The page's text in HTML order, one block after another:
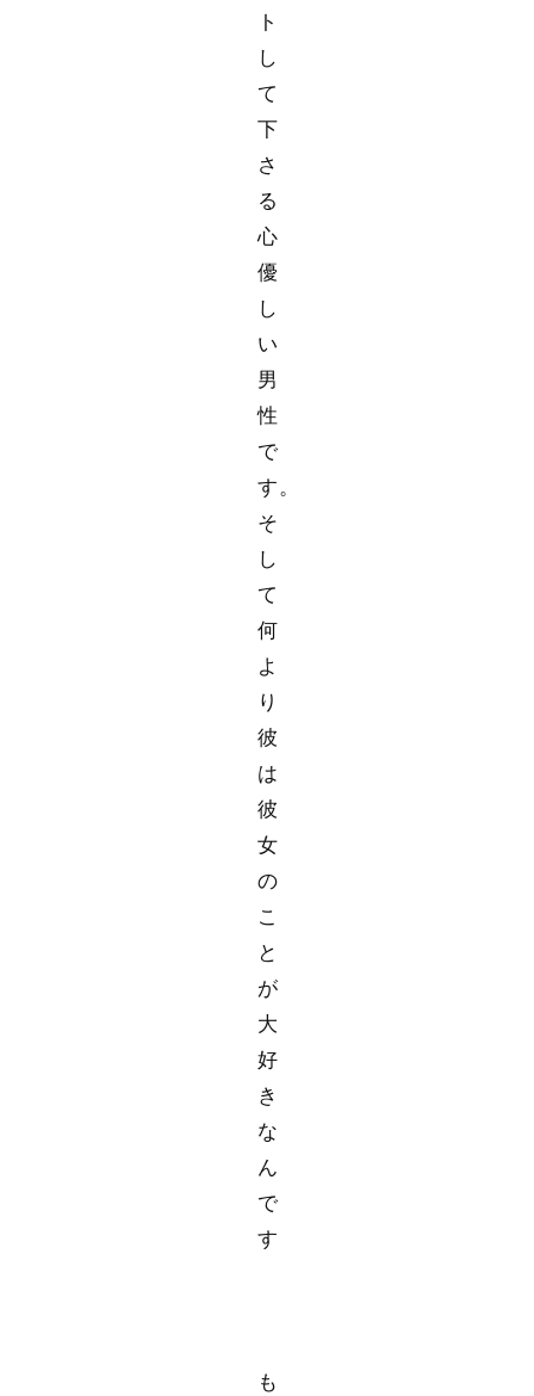
ト
し
て
下
さ
る
心
優
し
い
男
性
で
す。
そ
し
て
何
よ
り
彼
は
彼
女
の
こ
と
が
大
好
き
な
ん
で
す
も